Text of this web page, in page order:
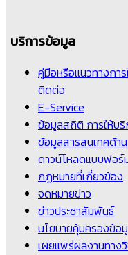
บริการข้อมูล
คู่มือหรือแนวทางกา
ติดต่อ
E-Service
ข้อมูลสถิติ การให้บริ
ข้อมูลสารสนเทศด้า
ดาวน์โหลดแบบฟอร์
กฏหมายที่เกี่ยวข้อง
จดหมายข่าว
ข่าวประชาสัมพันธ์
นโยบายคุ้มครองข้อ
เผยแพร่ผลงานทาง